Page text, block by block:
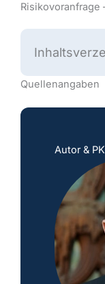
Risikovoranfrage
Quellenangaben
Autor &